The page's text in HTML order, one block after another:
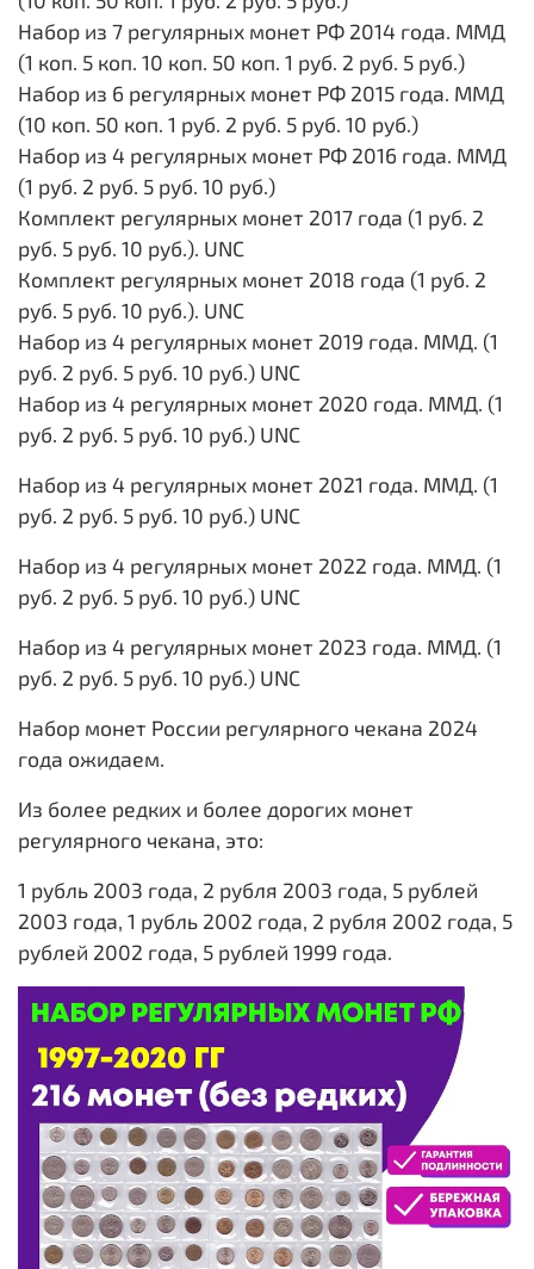
Набор из 7 регулярных монет РФ 2014 года. ММД
(1 коп. 5 коп. 10 коп. 50 коп. 1 руб. 2 руб. 5 руб.)
Набор из 6 регулярных монет РФ 2015 года. ММД
(10 коп. 50 коп. 1 руб. 2 руб. 5 руб. 10 руб.)
Набор из 4 регулярных монет РФ 2016 года. ММД
(1 руб. 2 руб. 5 руб. 10 руб.)
Комплект регулярных монет 2017 года (1 руб. 2
руб. 5 руб. 10 руб.). UNC
Комплект регулярных монет 2018 года (1 руб. 2
руб. 5 руб. 10 руб.). UNC
Набор из 4 регулярных монет 2019 года. ММД. (1
руб. 2 руб. 5 руб. 10 руб.) UNC
Набор из 4 регулярных монет 2020 года. ММД. (1
руб. 2 руб. 5 руб. 10 руб.) UNC
Набор из 4 регулярных монет 2021 года. ММД. (1
руб. 2 руб. 5 руб. 10 руб.) UNC
Набор из 4 регулярных монет 2022 года. ММД. (1
руб. 2 руб. 5 руб. 10 руб.) UNC
Набор из 4 регулярных монет 2023 года. ММД. (1
руб. 2 руб. 5 руб. 10 руб.) UNC
Набор монет России регулярного чекана 2024
года ожидаем.
Из более редких и более дорогих монет
регулярного чекана, это:
1 рубль 2003 года, 2 рубля 2003 года, 5 рублей
2003 года, 1 рубль 2002 года, 2 рубля 2002 года, 5
рублей 2002 года, 5 рублей 1999 года.